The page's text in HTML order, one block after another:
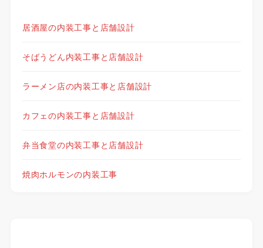
居酒屋の内装工事と店舗設計
そばうどん内装工事と店舗設計
ラーメン店の内装工事と店舗設計
カフェの内装工事と店舗設計
弁当食堂の内装工事と店舗設計
焼肉ホルモンの内装工事